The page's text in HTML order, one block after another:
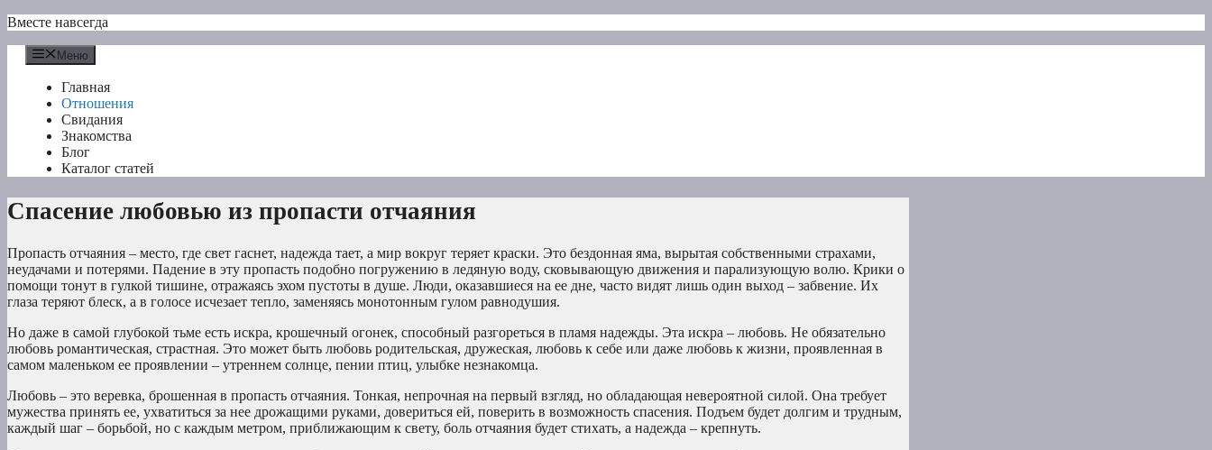
Перейти
содержимому
Вместе навсегда
Меню
Главная
Отношения
Свидания
Знакомства
Блог
Каталог статей
Спасение любовью из пропасти отчаяния
Пропасть отчаяния – место, где свет гаснет, надежда тает, а мир вокруг теряет краски. Это бездонная яма, вырытая собственными страхами,
неудачами и потерями. Падение в эту пропасть подобно погружению в ледяную воду, сковывающую движения и парализующую волю. Крики о
помощи тонут в гулкой тишине, отражаясь эхом пустоты в душе. Люди, оказавшиеся на ее дне, часто видят лишь один выход – забвение. Их
глаза теряют блеск, а в голосе исчезает тепло, заменяясь монотонным гулом равнодушия.
Но даже в самой глубокой тьме есть искра, крошечный огонек, способный разгореться в пламя надежды. Эта искра – любовь. Не обязательно
любовь романтическая, страстная. Это может быть любовь родительская, дружеская, любовь к себе или даже любовь к жизни, проявленная в
самом маленьком ее проявлении – утреннем солнце, пении птиц, улыбке незнакомца.
Любовь – это веревка, брошенная в пропасть отчаяния. Тонкая, непрочная на первый взгляд, но обладающая невероятной силой. Она требует
мужества принять ее, ухватиться за нее дрожащими руками, довериться ей, поверить в возможность спасения. Подъем будет долгим и трудным,
каждый шаг – борьбой, но с каждым метром, приближающим к свету, боль отчаяния будет стихать, а надежда – крепнуть.